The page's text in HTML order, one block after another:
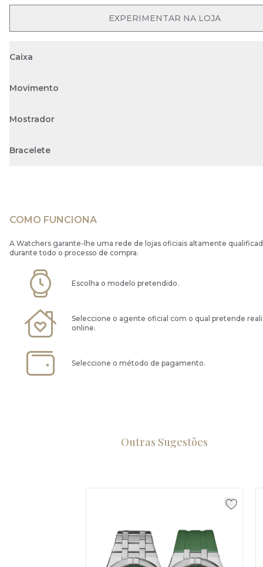
EXPERIMENTAR NA LOJA
Caixa
Movimento
Mostrador
Bracelete
COMO FUNCIONA
A Watchers garante-lhe uma rede de lojas oficiais altamente
durante todo o processo de compra.
Escolha o modelo pretendido.
Seleccione o agente oficial com o qual pretende
online.
Seleccione o método de pagamento.
Outras Sugestões